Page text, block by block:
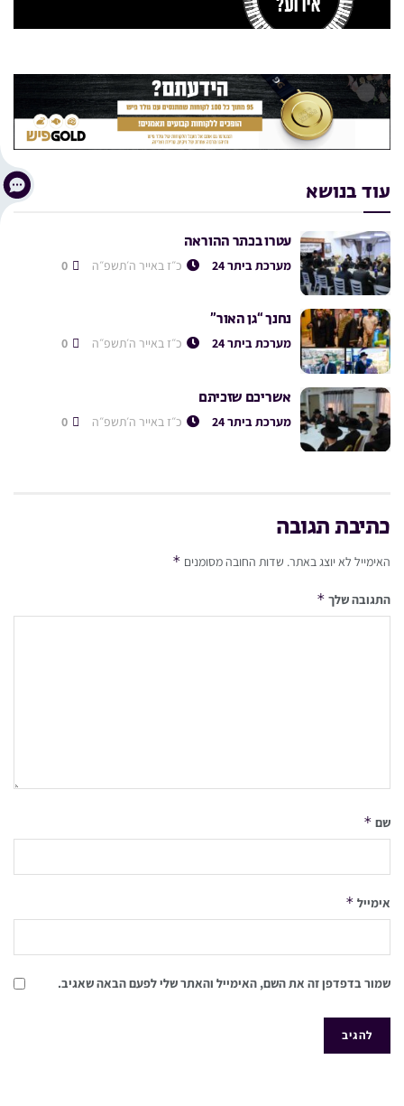
עוד בנושא
עטרו בכתר ההוראה
מערכת ביתר 24 כ״ז באייר ה׳תשפ״ה
נחנך “גן האור”
מערכת ביתר 24 כ״ז באייר ה׳תשפ״ה
אשריכם שזכיתם
מערכת ביתר 24 כ״ז באייר ה׳תשפ״ה
כתיבת תגובה
האימייל לא יוצג באתר. שדות החובה מסומנים *
התגובה שלך *
שם *
אימייל *
שמור בדפדפן זה את השם, האימייל והאתר שלי לפעם הבאה שאגיב.